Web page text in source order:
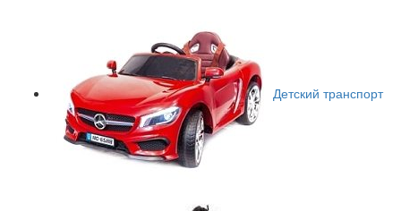
Детский транспорт